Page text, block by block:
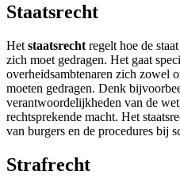
Staatsrecht
Het staatsrecht regelt hoe de
zich moet gedragen. Het gaat
overheidsambtenaren zich zowel
moeten gedragen. Denk
verantwoordelijkheden van de
rechtsprekende macht. Het
van burgers en de procedures bij
Strafrecht